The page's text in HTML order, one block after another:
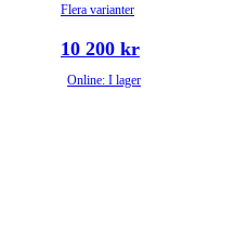
Flera varianter
10 200 kr
Online: I lager